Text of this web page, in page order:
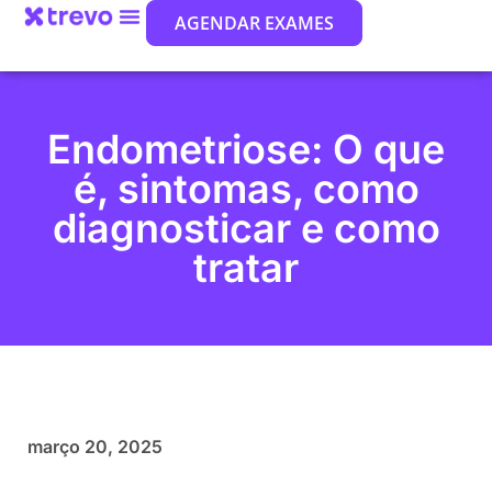
AGENDAR EXAMES
Endometriose: O que
é, sintomas, como
diagnosticar e como
tratar
março 20, 2025